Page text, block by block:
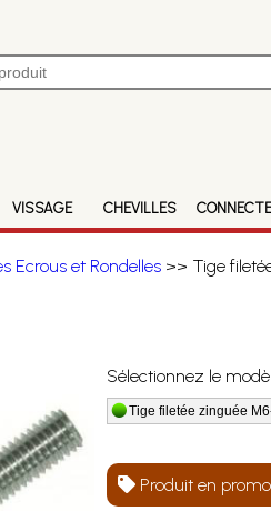
VISSAGE CHEVILLES
Ecrous et Rondelles>> Tige
Sélectionnez le
Tige filetée zinguée
Produit en